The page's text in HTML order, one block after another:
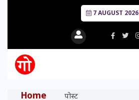
7 AUGUST 2026
Home पोस्ट